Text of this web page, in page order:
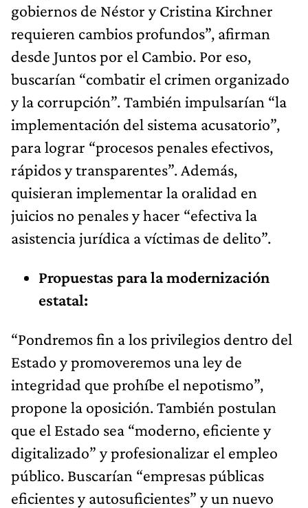
gobiernos de Néstor y Cristina Kirchner
requieren cambios profundos”, afirman
desde Juntos por el Cambio. Por eso,
buscarían “combatir el crimen organizado
y la corrupción”. También impulsarían “la
implementación del sistema acusatorio”,
para lograr “procesos penales efectivos,
rápidos y transparentes”. Además,
quisieran implementar la oralidad en
juicios no penales y hacer “efectiva la
asistencia jurídica a víctimas de delito”.
Propuestas para la modernización
estatal:
“Pondremos fin a los privilegios dentro del
Estado y promoveremos una ley de
integridad que prohíbe el nepotismo”,
propone la oposición. También postulan
que el Estado sea “moderno, eficiente y
digitalizado” y profesionalizar el empleo
público. Buscarían “empresas públicas
eficientes y autosuficientes” y un nuevo